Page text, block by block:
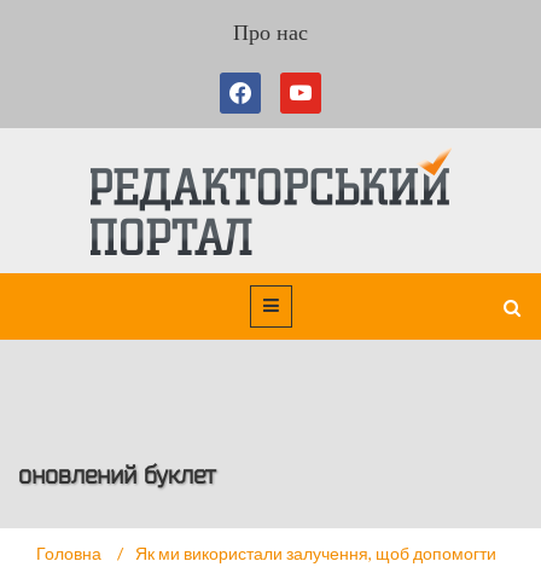
Про нас
оновлений буклет
Головна /
Як ми використали залучення, щоб допомогти